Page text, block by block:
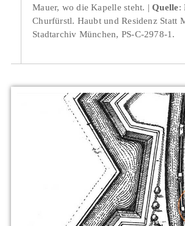
Mauer, wo die Kapelle steht.
Quelle:
Churfürstl. Haubt und Residenz Statt
Stadtarchiv München, PS-C-2978-1.